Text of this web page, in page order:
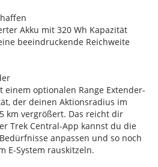
Akku mit 320 Wh Kapazität
beeindruckende Reichweite
einem optionalen Range Extender-
der deinen Aktionsradius im
km vergrößert. Das reicht dir
Trek Central-App kannst du die
anpassen und so noch
E-System rauskitzeln.